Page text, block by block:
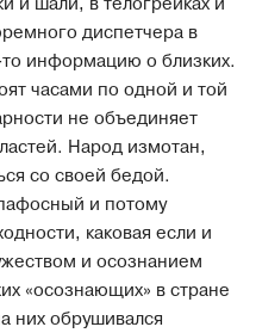
диспетчера в
информацию о близких.
часами по одной и той
не объединяет
Народ измотан,
со своей бедой.
и потому
каковая если и
и осознанием
«осознающих» в стране
них обрушивался